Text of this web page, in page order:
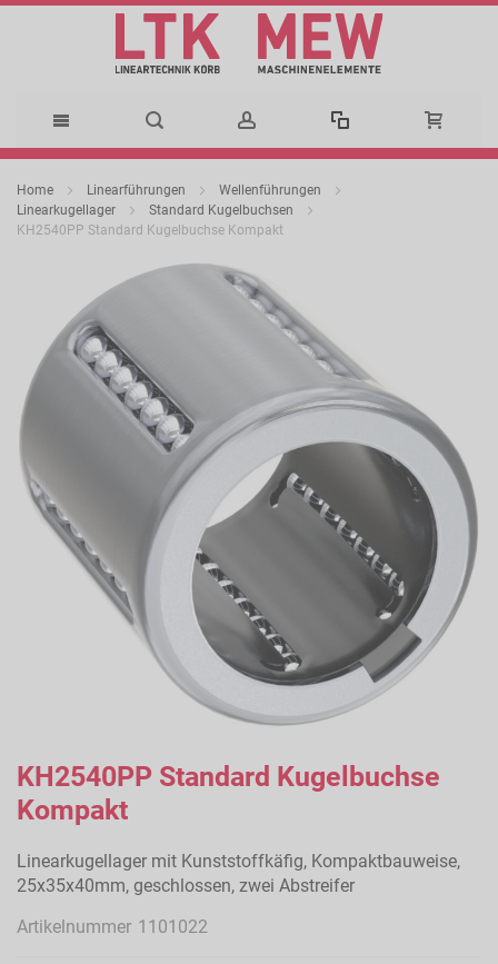
zum
Home Linearführungen
Wellenführungen
Linearkugellager
Standard Kugelbuchsen
KH2540PP Standard Kugelbuchse Kompakt
Bildergalerie
springen
Anfang
der
Bildergalerie
KH2540PP Standard Kugelbuchse
Kompakt
Linearkugellager mit Kunststoffkäfig, Kompaktbauweise,
25x35x40mm, geschlossen, zwei Abstreifer
Artikelnummer 1101022